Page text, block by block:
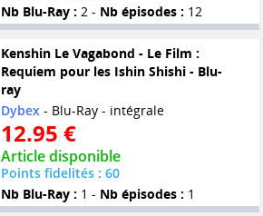
Nb Blu-Ray : 2 - Nb épisodes : 12
Kenshin Le Vagabond - Le Film :
Requiem pour les Ishin Shishi - Blu-
ray
Dybex- Blu-Ray - intégrale
12.95 €
Article disponible
Points fidelités : 60
Nb Blu-Ray : 1 - Nb épisodes : 1